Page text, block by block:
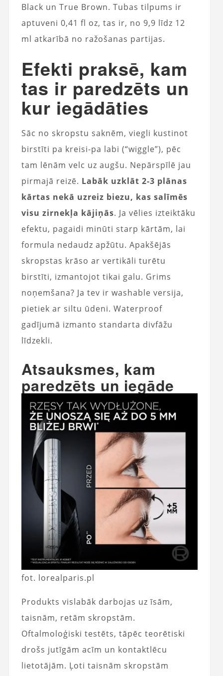
Black un True Brown. Tubas tilpums ir
aptuveni 0,41 fl oz, tas ir, no 9,9 līdz 12
ml atkarībā no ražošanas partijas.
Efekti praksē, kam
tas ir paredzēts un
kur iegādāties
Sāc no skropstu saknēm, viegli kustinot
birstīti pa kreisi-pa labi (“wiggle”), pēc
tam lēnām velc uz augšu. Nepārspīlē jau
pirmajā reizē. Labāk uzklāt 2-3 plānas
kārtas nekā uzreiz biezu, kas salīmēs
visu zirnekļa kājiņās. Ja vēlies izteiktāku
efektu, pagaidi minūti starp kārtām, lai
formula nedaudz apžūtu. Apakšējās
skropstas krāso ar vertikāli turētu
birstīti, izmantojot tikai galu. Grims
noņemšana? Ja tev ir washable versija,
pietiek ar siltu ūdeni. Waterproof
gadījumā izmanto standarta divfāžu
līdzekli.
Atsauksmes, kam
paredzēts un iegāde
fot. lorealparis.pl
Produkts vislabāk darbojas uz īsām,
taisnām, retām skropstām.
Oftalmoloģiski testēts, tāpēc teorētiski
drošs jutīgām acīm un kontaktlēcu
lietotājām. Ļoti taisnām skropstām